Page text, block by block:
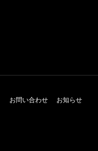
お問い合わせ
お知らせ